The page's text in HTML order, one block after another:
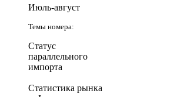
Июль-август
Темы номера:
Статус
параллельного
импорта
Статистика рынка